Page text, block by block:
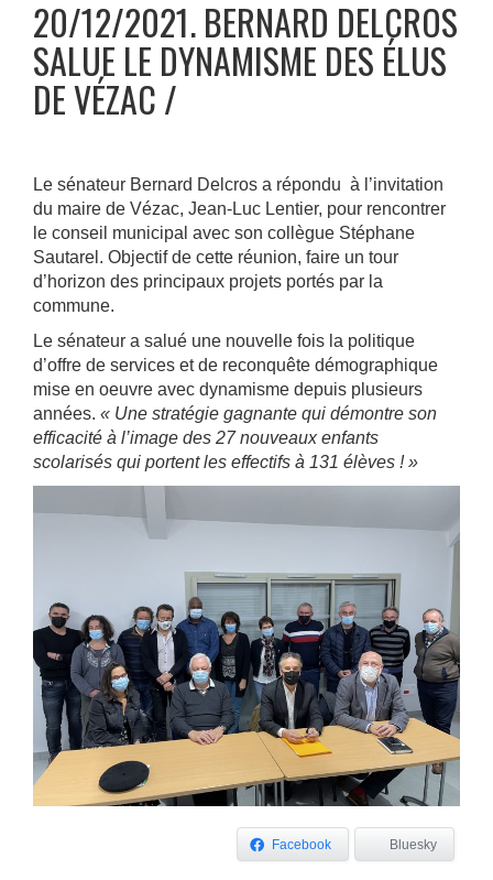
20/12/2021. BERNARD DELCROS
SALUE LE DYNAMISME DES ÉLUS
DE VÉZAC
Le sénateur Bernard Delcros a répondu à l’invitation
du maire de Vézac, Jean-Luc Lentier, pour rencontrer
le conseil municipal avec son collègue Stéphane
Sautarel. Objectif de cette réunion, faire un tour
d’horizon des principaux projets portés par la
commune.
Le sénateur a salué une nouvelle fois la politique
d’offre de services et de reconquête démographique
mise en oeuvre avec dynamisme depuis plusieurs
années. « Une stratégie gagnante qui démontre son
efficacité à l’image des 27 nouveaux enfants
scolarisés qui portent les effectifs à 131 élèves ! »
Facebook Bluesky